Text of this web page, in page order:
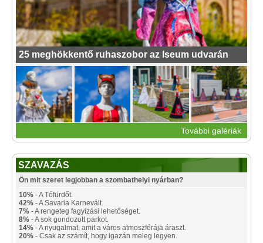
25 meghökkentő ruhaszobor az Iseum udvarán
További galériák
SZAVAZÁS
Ön mit szeret legjobban a szombathelyi nyárban?
10% - A Tófürdőt.
42% - A Savaria Karnevált.
7% - A rengeteg fagyizási lehetőséget.
8% - A sok gondozott parkot.
14% - A nyugalmat, amit a város atmoszférája áraszt.
20% - Csak az számít, hogy igazán meleg legyen.